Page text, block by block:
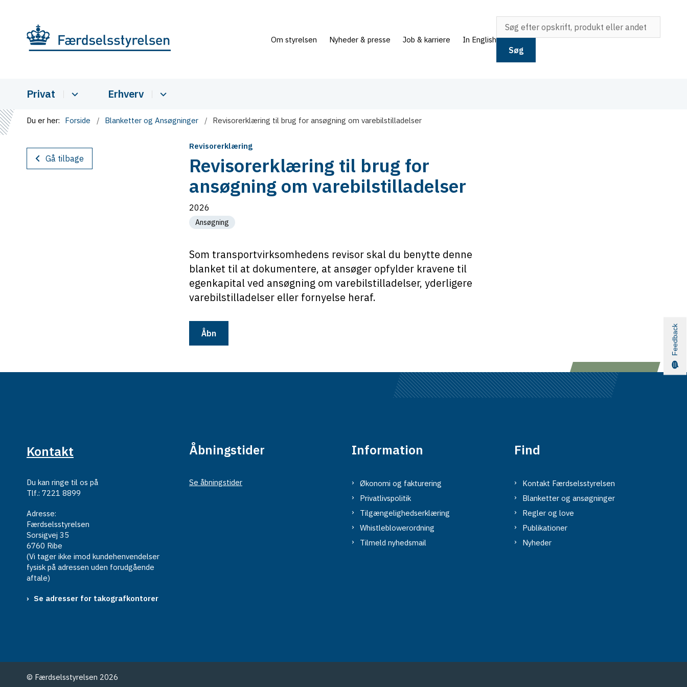
Om styrelsen Nyheder & presse Job & karriere In English
Søg
Privat Erhverv
Du er her: Forside Blanketter og Ansøgninger Revisorerklæring til brug for ansøgning om varebilstilladelser
Gå tilbage
Revisorerklæring
Revisorerklæring til brug for
ansøgning om varebilstilladelser
2026
Ansøgning
Som transportvirksomhedens revisor skal du benytte denne
blanket til at dokumentere, at ansøger opfylder kravene til
egenkapital ved ansøgning om varebilstilladelser, yderligere
varebilstilladelser eller fornyelse heraf.
Åbn
Kontakt Åbningstider Information Find
Du kan ringe til os på
Tlf.: 7221 8899
Adresse:
Færdselsstyrelsen
Sorsigvej 35
6760 Ribe
(Vi tager ikke imod kundehenvendelser
fysisk på adressen uden forudgående
aftale)
Se adresser for takografkontorer
Se åbningstider
Økonomi og fakturering
Privatlivspolitik
Tilgængelighedserklæring
Whistleblowerordning
Tilmeld nyhedsmail
Kontakt Færdselsstyrelsen
Blanketter og ansøgninger
Regler og love
Publikationer
Nyheder
© Færdselsstyrelsen 2026
Feedback